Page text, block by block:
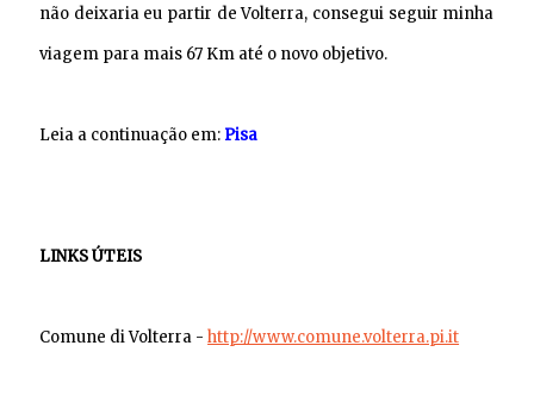
não deixaria eu partir de Volterra, consegui seguir minha
viagem para mais 67 Km até o novo objetivo.
Leia a continuação em: Pisa
LINKS ÚTEIS
Comune di Volterra -http://www.comune.volterra.pi.it